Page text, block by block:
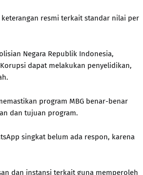
resmi terkait standar nilai per
Negara Republik Indonesia,
dapat melakukan penyelidikan,
program MBG benar-benar
dan tujuan program.
singkat belum ada respon, karena
dan instansi terkait guna memperoleh